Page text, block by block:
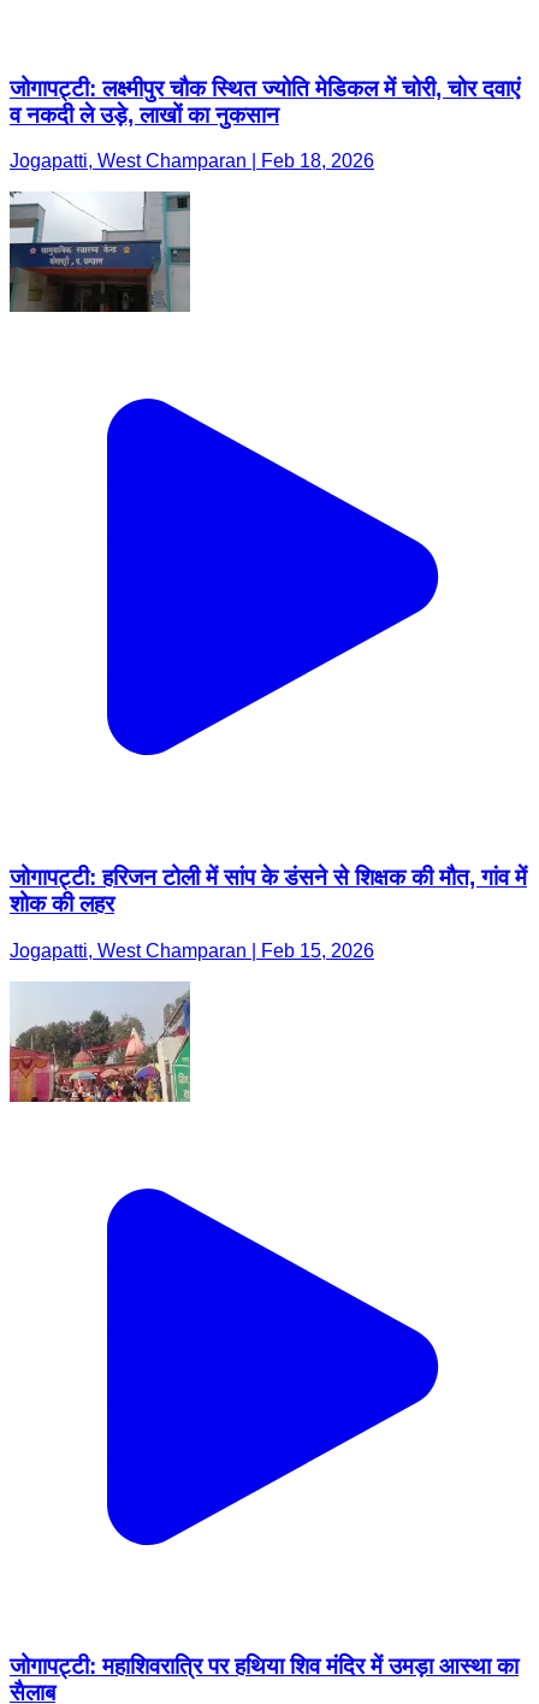
जोगापट्टी: लक्ष्मीपुर चौक स्थित ज्योति मेडिकल में चोरी, चोर दवाएं
व नकदी ले उड़े, लाखों का नुकसान
Jogapatti, West Champaran | Feb 18, 2026
जोगापट्टी: हरिजन टोली में सांप के डंसने से शिक्षक की मौत, गांव में
शोक की लहर
Jogapatti, West Champaran | Feb 15, 2026
जोगापट्टी: महाशिवरात्रि पर हथिया शिव मंदिर में उमड़ा आस्था का
सैलाब